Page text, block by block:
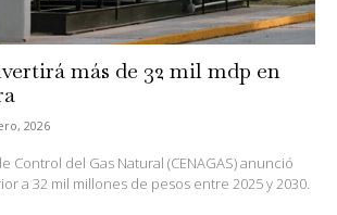
más de 32 mil mdp en
2026
Control del Gas Natural (CENAGAS) anunció
a 32 mil millones de pesos entre 2025 y 2030.